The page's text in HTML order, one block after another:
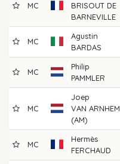
MC
BRISOUT DE
BARNEVILLE
MC
Agustin
BARDAS
MC
Philip
PAMMLER
MC
Joep
VAN ARNHEM
(AM)
MC
Hermès
FERCHAUD